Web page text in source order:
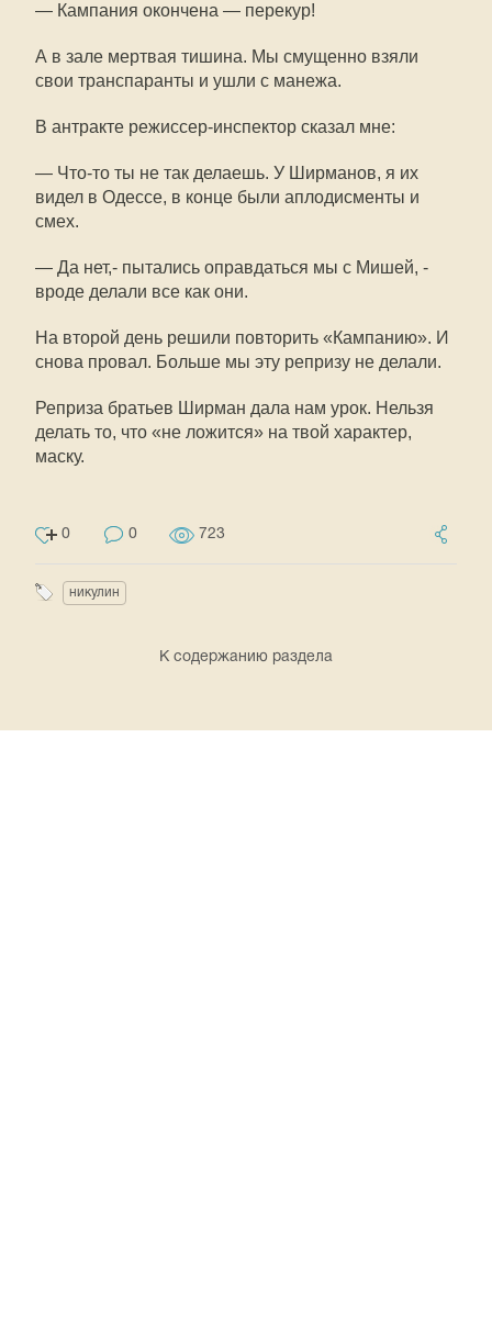
— Кампания окончена — перекур!
А в зале мертвая тишина. Мы смущенно взяли
свои транспаранты и ушли с манежа.
В антракте режиссер-инспектор сказал мне:
— Что-то ты не так делаешь. У Ширманов, я их
видел в Одессе, в конце были аплодисменты и
смех.
— Да нет,- пытались оправдаться мы с Мишей, -
вроде делали все как они.
На второй день решили повторить «Кампанию». И
снова провал. Больше мы эту репризу не делали.
Реприза братьев Ширман дала нам урок. Нельзя
делать то, что «не ложится» на твой характер,
маску.
0 0 723
никулин
К содержанию раздела